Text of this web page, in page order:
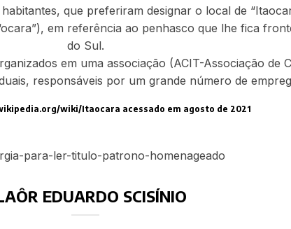
que preferiram designar o local de
em referência ao penhasco que lhe fica
do Sul.
em uma associação (ACIT-Associação de
responsáveis por um grande número de
wiki/Itaocara acessado em agosto de 2021
EDUARDO SCISÍNIO